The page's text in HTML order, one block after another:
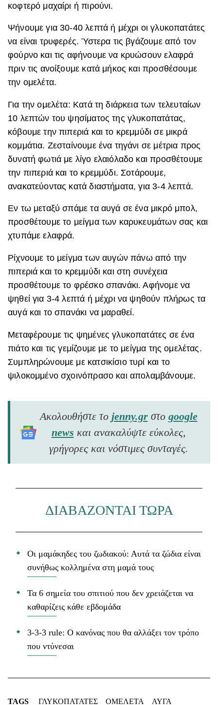
κοφτερό μαχαίρι ή πιρούνι.
Ψήνουμε για 30-40 λεπτά ή μέχρι οι γλυκοπατάτες
να είναι τρυφερές. Ύστερα τις βγάζουμε από τον
φούρνο και τις αφήνουμε να κρυώσουν ελαφρά
πριν τις ανοίξουμε κατά μήκος και προσθέσουμε
την ομελέτα.
Για την ομελέτα: Κατά τη διάρκεια των τελευταίων
10 λεπτών του ψησίματος της γλυκοπατάτας,
κόβουμε την πιπεριά και το κρεμμύδι σε μικρά
κομμάτια. Ζεσταίνουμε ένα τηγάνι σε μέτρια προς
δυνατή φωτιά με λίγο ελαιόλαδο και προσθέτουμε
την πιπεριά και το κρεμμύδι. Σοτάρουμε,
ανακατεύοντας κατά διαστήματα, για 3-4 λεπτά.
Εν τω μεταξύ σπάμε τα αυγά σε ένα μικρό μπολ,
προσθέτουμε το μείγμα των καρυκευμάτων σας και
χτυπάμε ελαφρά.
Ρίχνουμε το μείγμα των αυγών πάνω από την
πιπεριά και το κρεμμύδι και στη συνέχεια
προσθέτουμε το φρέσκο ​​σπανάκι. Αφήνομε να
ψηθεί για 3-4 λεπτά ή μέχρι να ψηθούν πλήρως τα
αυγά και το σπανάκι να μαραθεί.
Μεταφέρουμε τις ψημένες γλυκοπατάτες σε ένα
πιάτο και τις γεμίζουμε με το μείγμα της ομελέτας.
Συμπληρώνουμε με κατσικίσιο τυρί και το
ψιλοκομμένο σχοινόπρασο και απολαμβάνουμε.
Ακολουθήστε το jenny.grστο google
news και ανακαλύψτε εύκολες,
γρήγορες και νόστιμες συνταγές.
ΔΙΑΒΑΖΟΝΤΑΙ ΤΩΡΑ
Οι μαμάκηδες του ζωδιακού: Αυτά τα ζώδια είναι
συνήθως κολλημένα στη μαμά τους
Τα 6 σημεία του σπιτιού που δεν χρειάζεται να
καθαρίζεις κάθε εβδομάδα
3-3-3 rule: Ο κανόνας που θα αλλάξει τον τρόπο
που ντύνεσαι
TAGS ΓΛΥΚΟΠΑΤΑΤΕΣ ΟΜΕΛΕΤΑ ΑΥΓΑ